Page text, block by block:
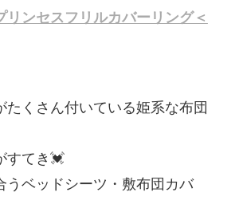
リンセスフリルカバーリング＜
たくさん付いている姫系な布団
すてき💓
うベッドシーツ・敷布団カバ